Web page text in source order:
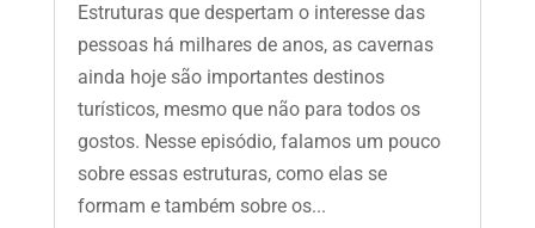
Estruturas que despertam o interesse das
pessoas há milhares de anos, as cavernas
ainda hoje são importantes destinos
turísticos, mesmo que não para todos os
gostos. Nesse episódio, falamos um pouco
sobre essas estruturas, como elas se
formam e também sobre os...